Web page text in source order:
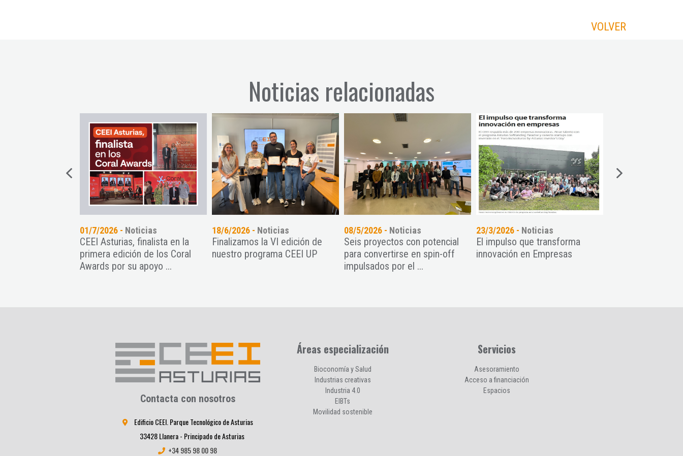
VOLVER
Noticias relacionadas
01/7/2026 - Noticias
CEEI Asturias, finalista en la
primera edición de los Coral
Awards por su apoyo ...
18/6/2026 - Noticias
Finalizamos la VI edición de
nuestro programa CEEI UP
08/5/2026 - Noticias
Seis proyectos con potencial
para convertirse en spin-off
impulsados por el ...
23/3/2026 - Noticias
El impulso que transforma
innovación en Empresas
Contacta con nosotros
Edificio CEEI. Parque Tecnológico de Asturias
33428 Llanera - Principado de Asturias
+34 985 98 00 98
Áreas especialización
Bioconomía y Salud
Industrias creativas
Industria 4.0
EIBTs
Movilidad sostenible
Servicios
Asesoramiento
Acceso a financiación
Espacios